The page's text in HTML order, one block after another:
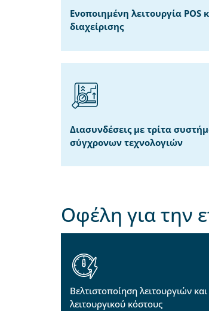
Ενοποιημένη λειτουργία POS
διαχείρισης
Διασυνδέσεις με τρίτα
σύγχρονων τεχνολογιών
Οφέλη για την
Βελτιστοποίηση λειτουργιών
λειτουργικού κόστους